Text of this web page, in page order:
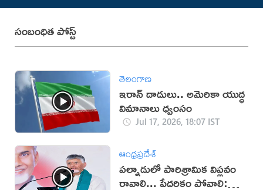
సంబంధిత పోస్ట్
తెలంగాణ
ఇరాన్‌ దాడులు.. అమెరికా యుద్ధ
విమానాలు ధ్వంసం
Jul 17, 2026, 18:07 IST
ఆంధ్రప్రదేశ్
పల్నాడులో పారిశ్రామిక విప్లవం
రావాలి... పేదరికం పోవాలి: